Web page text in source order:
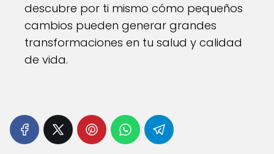
descubre por ti mismo cómo pequeños
cambios pueden generar grandes
transformaciones en tu salud y calidad
de vida.